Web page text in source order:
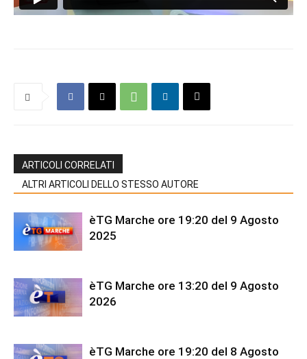
ARTICOLI CORRELATI
ALTRI ARTICOLI DELLO STESSO AUTORE
èTG Marche ore 19:20 del 9 Agosto
2025
èTG Marche ore 13:20 del 9 Agosto
2026
èTG Marche ore 19:20 del 8 Agosto